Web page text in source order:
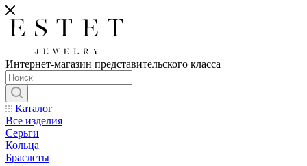
Интернет-магазин представительского класса
Каталог
Все изделия
Серьги
Кольца
Браслеты